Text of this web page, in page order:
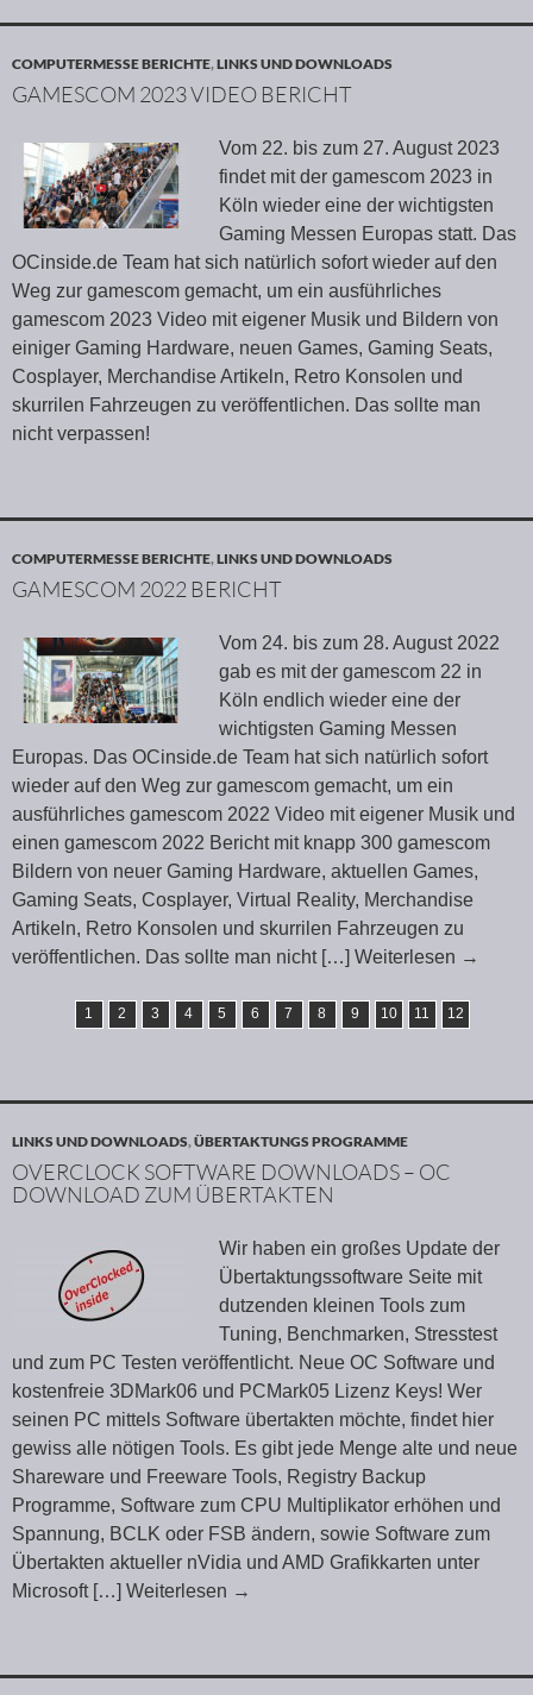
COMPUTERMESSE BERICHTE,LINKS UND DOWNLOADS
GAMESCOM 2023 VIDEO BERICHT
Vom 22. bis zum 27. August 2023
findet mit der gamescom 2023 in
Köln wieder eine der wichtigsten
Gaming Messen Europas statt. Das
OCinside.de Team hat sich natürlich sofort wieder auf den
Weg zur gamescom gemacht, um ein ausführliches
gamescom 2023 Video mit eigener Musik und Bildern von
einiger Gaming Hardware, neuen Games, Gaming Seats,
Cosplayer, Merchandise Artikeln, Retro Konsolen und
skurrilen Fahrzeugen zu veröffentlichen. Das sollte man
nicht verpassen!
COMPUTERMESSE BERICHTE,LINKS UND DOWNLOADS
GAMESCOM 2022 BERICHT
Vom 24. bis zum 28. August 2022
gab es mit der gamescom 22 in
Köln endlich wieder eine der
wichtigsten Gaming Messen
Europas. Das OCinside.de Team hat sich natürlich sofort
wieder auf den Weg zur gamescom gemacht, um ein
ausführliches gamescom 2022 Video mit eigener Musik und
einen gamescom 2022 Bericht mit knapp 300 gamescom
Bildern von neuer Gaming Hardware, aktuellen Games,
Gaming Seats, Cosplayer, Virtual Reality, Merchandise
Artikeln, Retro Konsolen und skurrilen Fahrzeugen zu
veröffentlichen. Das sollte man nicht […] Weiterlesen →
1 2 3 4 5 6 7 8 9 10 11 12
LINKS UND DOWNLOADS,ÜBERTAKTUNGS PROGRAMME
OVERCLOCK SOFTWARE DOWNLOADS – OC
DOWNLOAD ZUM ÜBERTAKTEN
Wir haben ein großes Update der
Übertaktungssoftware Seite mit
dutzenden kleinen Tools zum
Tuning, Benchmarken, Stresstest
und zum PC Testen veröffentlicht. Neue OC Software und
kostenfreie 3DMark06 und PCMark05 Lizenz Keys! Wer
seinen PC mittels Software übertakten möchte, findet hier
gewiss alle nötigen Tools. Es gibt jede Menge alte und neue
Shareware und Freeware Tools, Registry Backup
Programme, Software zum CPU Multiplikator erhöhen und
Spannung, BCLK oder FSB ändern, sowie Software zum
Übertakten aktueller nVidia und AMD Grafikkarten unter
Microsoft […] Weiterlesen →